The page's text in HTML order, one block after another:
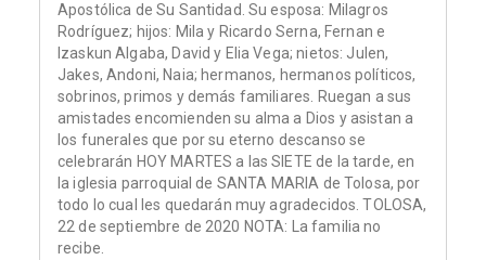
Apostólica de Su Santidad. Su esposa: Milagros
Rodríguez; hijos: Mila y Ricardo Serna, Fernan e
Izaskun Algaba, David y Elia Vega; nietos: Julen,
Jakes, Andoni, Naia; hermanos, hermanos políticos,
sobrinos, primos y demás familiares. Ruegan a sus
amistades encomienden su alma a Dios y asistan a
los funerales que por su eterno descanso se
celebrarán HOY MARTES a las SIETE de la tarde, en
la iglesia parroquial de SANTA MARIA de Tolosa, por
todo lo cual les quedarán muy agradecidos. TOLOSA,
22 de septiembre de 2020 NOTA: La familia no
recibe.